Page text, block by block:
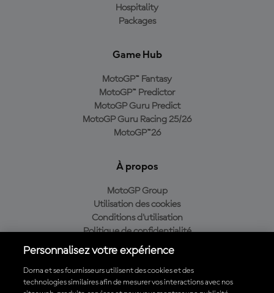
Hospitality
Packages
Game Hub
MotoGP™ Fantasy
MotoGP™ Predictor
MotoGP Guru Predict
MotoGP Guru Racing 25/26
MotoGP™26
À propos
MotoGP Group
Utilisation des cookies
Conditions d'utilisation
Politique de confidentialité
Politique d’achat
Personnalisez votre expérience
Dorna et ses fournisseurs utilisent des cookies et des
technologies similaires afin de mesurer vos interactions avec nos